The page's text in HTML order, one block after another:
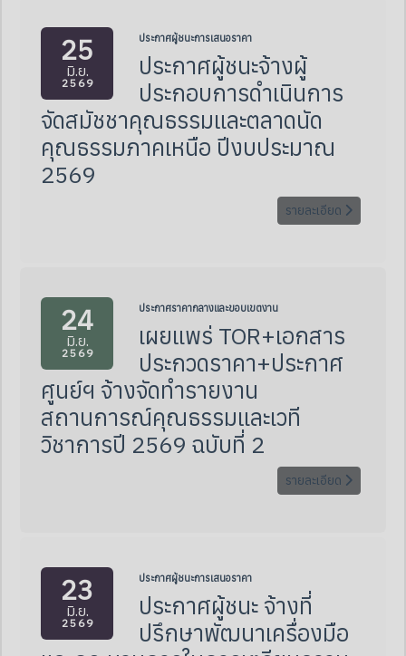
25
มิ.ย.
2569
ประกาศผู้ชนะการเสนอราคา
ประกาศผู้ชนะจ้างผู้
ประกอบการดำเนินการ
จัดสมัชชาคุณธรรมและตลาดนัด
คุณธรรมภาคเหนือ ปีงบประมาณ
2569
รายละเอียด
24
มิ.ย.
2569
ประกาศราคากลางและขอบเขตงาน
เผยแพร่ TOR+เอกสาร
ประกวดราคา+ประกาศ
ศูนย์ฯ จ้างจัดทำรายงาน
สถานการณ์คุณธรรมและเวที
วิชาการปี 2569 ฉบับที่ 2
รายละเอียด
23
มิ.ย.
2569
ประกาศผู้ชนะการเสนอราคา
ประกาศผู้ชนะ จ้างที่
ปรึกษาพัฒนาเครื่องมือ